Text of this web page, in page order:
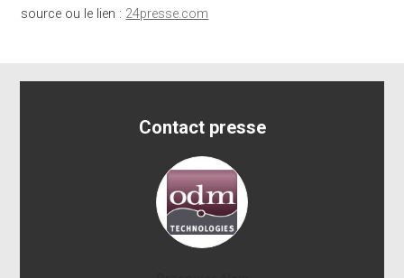
source ou le lien : 24presse.com
Contact presse